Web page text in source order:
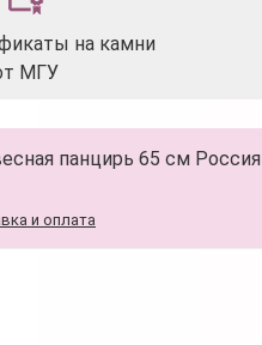
на камни
МГУ
панцирь 65 см Россия
и оплата